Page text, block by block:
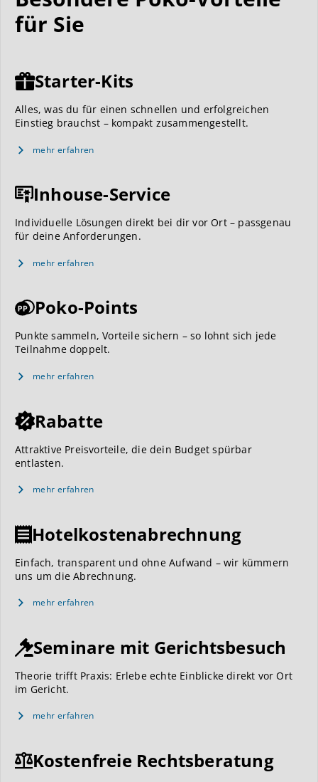
für Sie
Starter-Kits
Alles, was du für einen schnellen und erfolgreichen
Einstieg brauchst – kompakt zusammengestellt.
mehr erfahren
Inhouse-Service
Individuelle Lösungen direkt bei dir vor Ort – passgenau
für deine Anforderungen.
mehr erfahren
Poko-Points
Punkte sammeln, Vorteile sichern – so lohnt sich jede
Teilnahme doppelt.
mehr erfahren
Rabatte
Attraktive Preisvorteile, die dein Budget spürbar
entlasten.
mehr erfahren
Hotelkostenabrechnung
Einfach, transparent und ohne Aufwand – wir kümmern
uns um die Abrechnung.
mehr erfahren
Seminare mit Gerichtsbesuch
Theorie trifft Praxis: Erlebe echte Einblicke direkt vor Ort
im Gericht.
mehr erfahren
Kostenfreie Rechtsberatung